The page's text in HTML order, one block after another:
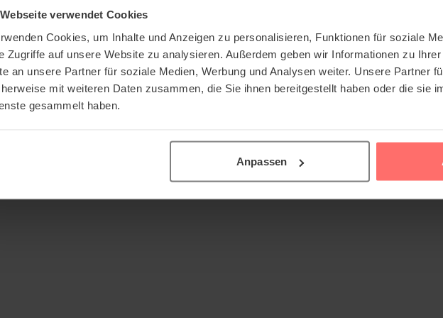
verwendet Cookies
Cookies, um Inhalte und Anzeigen zu personalisieren, Funktionen für soziale
Zugriffe auf unsere Website zu analysieren. Außerdem geben wir Informationen zu
an unsere Partner für soziale Medien, Werbung und Analysen weiter. Unsere Partner
mit weiteren Daten zusammen, die Sie ihnen bereitgestellt haben oder die sie
gesammelt haben.
Anpassen